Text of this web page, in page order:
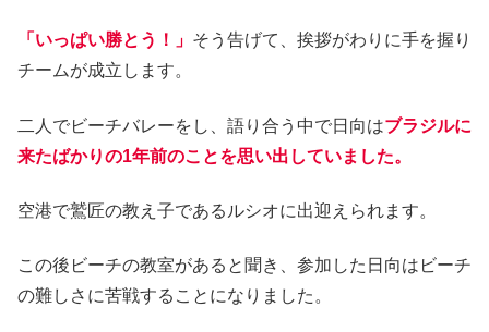
「いっぱい勝とう！」 そう告げて、挨拶がわりに手を握り
チームが成立します。
二人でビーチバレーをし、語り合う中で日向はブラジルに
来たばかりの1年前のことを思い出していました。
空港で鷲匠の教え子であるルシオに出迎えられます。
この後ビーチの教室があると聞き、参加した日向はビーチ
の難しさに苦戦することになりました。